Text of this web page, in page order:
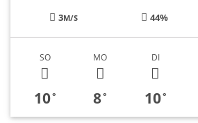
3M/S 44%
SO
10°
MO
8°
DI
10°